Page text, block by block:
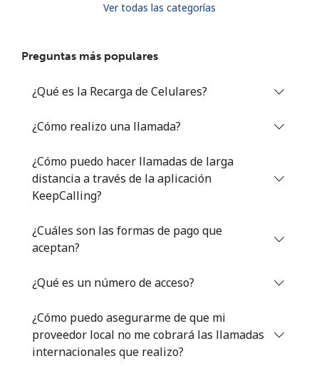
¿Olvidaste tu contraseña? →
Iniciar Sesión
Ver todas las categorías
Preguntas más populares
¿Qué es la Recarga de Celulares?
¿Cómo realizo una llamada?
¿Cómo puedo hacer llamadas de larga
distancia a través de la aplicación
KeepCalling?
¿Cuáles son las formas de pago que
aceptan?
¿Qué es un número de acceso?
¿Cómo puedo asegurarme de que mi
proveedor local no me cobrará las llamadas
internacionales que realizo?